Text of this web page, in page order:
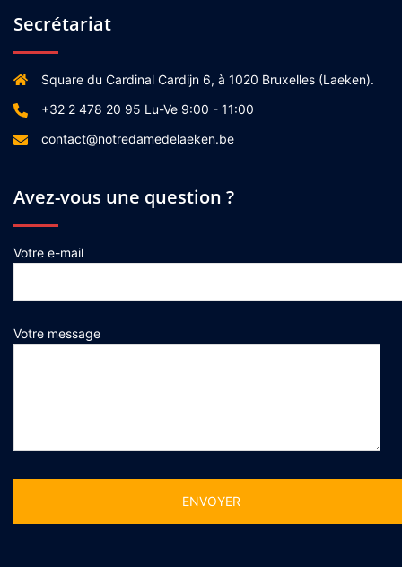
Secrétariat
Square du Cardinal Cardijn 6, à 1020 Bruxelles (Laeken).
+32 2 478 20 95 Lu-Ve 9:00 - 11:00
contact@notredamedelaeken.be
Avez-vous une question ?
Votre e-mail
Votre message